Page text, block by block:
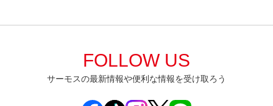
FOLLOW US
サーモスの最新情報や便利な情報を受け取ろう